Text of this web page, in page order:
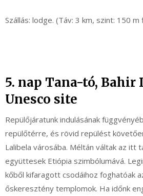
Szállás: lodge. (Táv: 3 km, szint: 150
5. nap Tana-tó, Bahir
Unesco site
Repülőjáratunk indulásának
repülőtérre, és rövid repülést
Lalibela városába. Méltán váltak az itt
együttesek Etiópia szimbólumává.
kőből kifaragott csodáihoz foghatóak
őskeresztény templomok. Ha időnk